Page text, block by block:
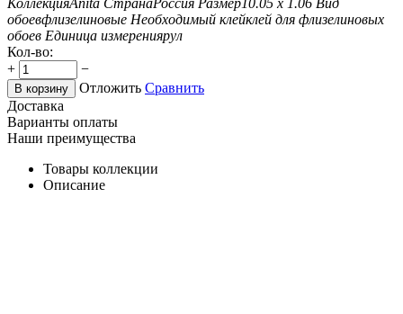
КоллекцияAnita СтранаРоссия Размер10.05 х 1.06 Вид
обоевфлизелиновые Необходимый клейклей для флизелиновых
обоев Единица измерениярул
Кол-во:
+
−
В корзину Отложить Сравнить
Доставка
Варианты оплаты
Наши преимущества
Товары коллекции
Описание